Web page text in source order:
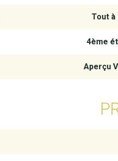
Tout
4ème
Aperçu